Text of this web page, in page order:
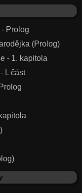
Prolog
(Prolog)
- 1. kapitola
I. část